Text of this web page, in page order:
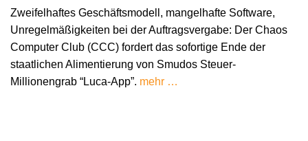
Zweifelhaftes Geschäftsmodell, mangelhafte Software,
Unregelmäßigkeiten bei der Auftragsvergabe: Der Chaos
Computer Club (CCC) fordert das sofortige Ende der
staatlichen Alimentierung von Smudos Steuer-
Millionengrab “Luca-App”. mehr …